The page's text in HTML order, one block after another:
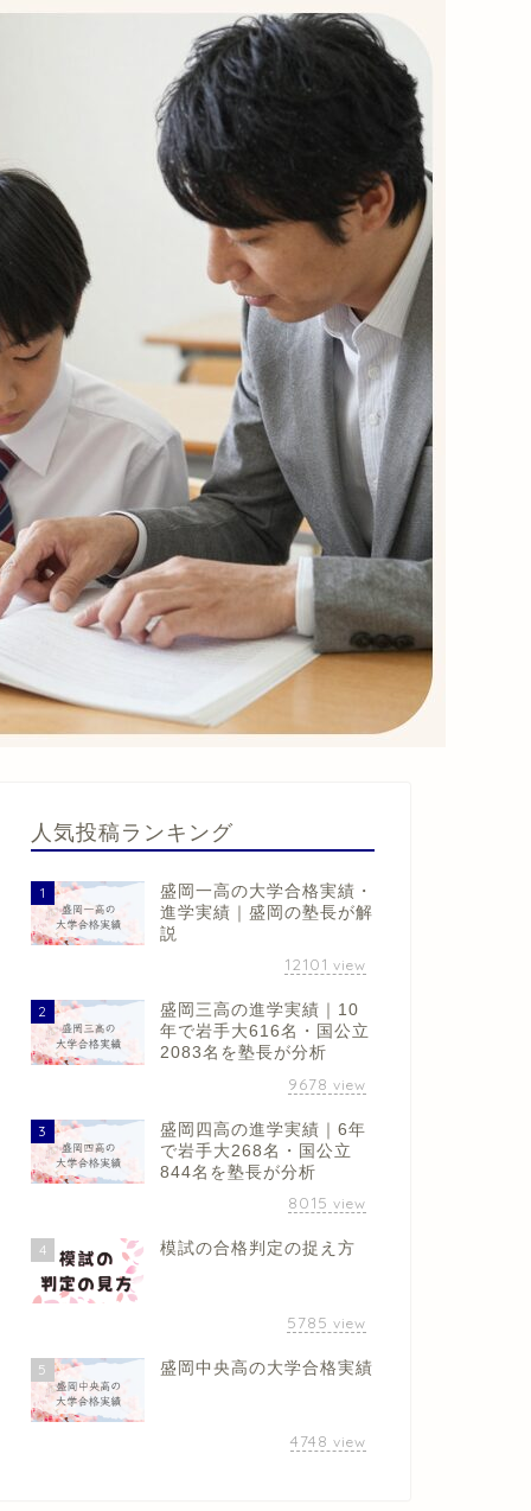
人気投稿ランキング
1
盛岡一高の大学合格実績・
進学実績｜盛岡の塾長が解
説
12101 view
2
盛岡三高の進学実績｜10
年で岩手大616名・国公立
2083名を塾長が分析
9678 view
3
盛岡四高の進学実績｜6年
で岩手大268名・国公立
844名を塾長が分析
8015 view
4 模試の合格判定の捉え方
5785 view
5 盛岡中央高の大学合格実績
4748 view